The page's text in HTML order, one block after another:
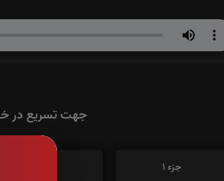
جهت تسریع در
جزء 1